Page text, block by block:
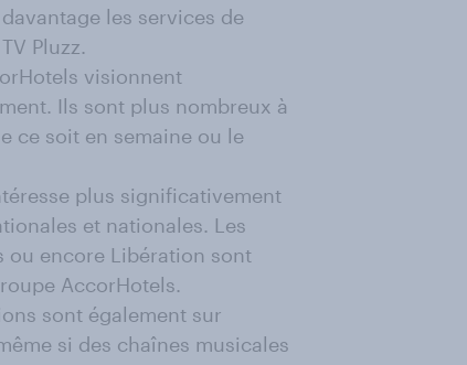
les services de
Pluzz.
visionnent
Ils sont plus nombreux à
ce soit en semaine ou le
plus significativement
et nationales. Les
ou encore Libération sont
AccorHotels.
sont également sur
si des chaînes musicales